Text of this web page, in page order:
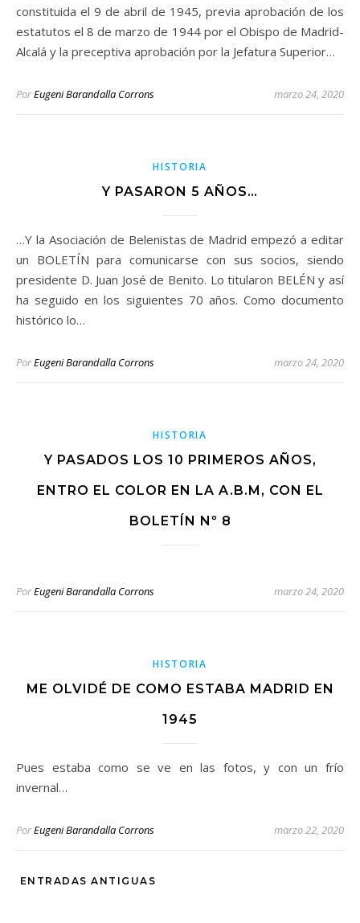
constituida el 9 de abril de 1945, previa aprobación de los
estatutos el 8 de marzo de 1944 por el Obispo de Madrid-
Alcalá y la preceptiva aprobación por la Jefatura Superior…
PorEugeni Barandalla Corrons marzo 24, 2020
HISTORIA
Y PASARON 5 AÑOS…
…Y la Asociación de Belenistas de Madrid empezó a editar
un BOLETÍN para comunicarse con sus socios, siendo
presidente D. Juan José de Benito. Lo titularon BELÉN y así
ha seguido en los siguientes 70 años. Como documento
histórico lo…
PorEugeni Barandalla Corrons marzo 24, 2020
HISTORIA
Y PASADOS LOS 10 PRIMEROS AÑOS,
ENTRO EL COLOR EN LA A.B.M, CON EL
BOLETÍN Nº 8
PorEugeni Barandalla Corrons marzo 24, 2020
HISTORIA
ME OLVIDÉ DE COMO ESTABA MADRID EN
1945
Pues estaba como se ve en las fotos, y con un frío
invernal…
PorEugeni Barandalla Corrons marzo 22, 2020
ENTRADAS ANTIGUAS